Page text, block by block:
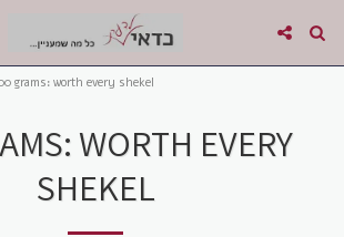
grams: worth every shekel
WORTH EVERY
SHEKEL